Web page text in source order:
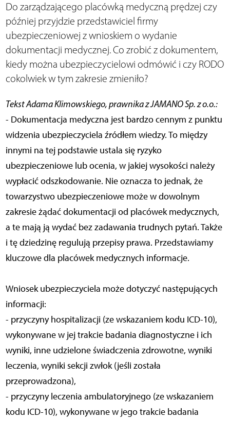
Do zarządzającego placówką medyczną prędzej czy
później przyjdzie przedstawiciel firmy
ubezpieczeniowej z wnioskiem o wydanie
dokumentacji medycznej. Co zrobić z dokumentem,
kiedy można ubezpieczycielowi odmówić i czy RODO
cokolwiek w tym zakresie zmieniło?
Tekst Adama Klimowskiego, prawnika z JAMANO Sp. z o.o.:
- Dokumentacja medyczna jest bardzo cennym z punktu
widzenia ubezpieczyciela źródłem wiedzy. To między
innymi na tej podstawie ustala się ryzyko
ubezpieczeniowe lub ocenia, w jakiej wysokości należy
wypłacić odszkodowanie. Nie oznacza to jednak, że
towarzystwo ubezpieczeniowe może w dowolnym
zakresie żądać dokumentacji od placówek medycznych,
a te mają ją wydać bez zadawania trudnych pytań. Także
i tę dziedzinę regulują przepisy prawa. Przedstawiamy
kluczowe dla placówek medycznych informacje.
Wniosek ubezpieczyciela może dotyczyć następujących
informacji:
- przyczyny hospitalizacji (ze wskazaniem kodu ICD-10),
wykonywane w jej trakcie badania diagnostyczne i ich
wyniki, inne udzielone świadczenia zdrowotne, wyniki
leczenia, wyniki sekcji zwłok (jeśli została
przeprowadzona),
- przyczyny leczenia ambulatoryjnego (ze wskazaniem
kodu ICD-10), wykonywane w jego trakcie badania